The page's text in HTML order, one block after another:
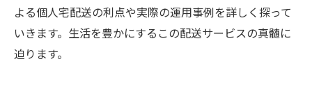
よる個人宅配送の利点や実際の運用事例を詳しく探って
いきます。生活を豊かにするこの配送サービスの真髄に
迫ります。